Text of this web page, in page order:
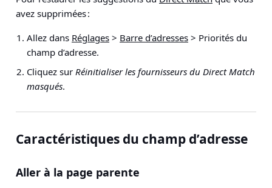
avez supprimées :
Allez dans Réglages > Barre d’adresses > Priorités du
champ d’adresse.
Cliquez sur Réinitialiser les fournisseurs du Direct Match
masqués.
Caractéristiques du champ d’adresse
Aller à la page parente